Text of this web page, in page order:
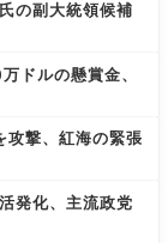
の副大統領候補
ドルの懸賞金、
攻撃、紅海の緊張
発化、主流政党